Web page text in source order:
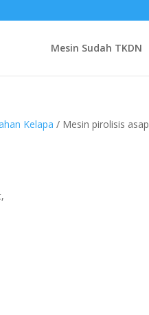
Mesin Sudah TKDN
Kelapa / Mesin pirolisis asap